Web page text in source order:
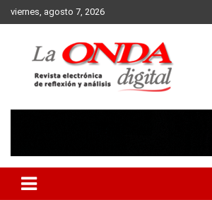
Skip
to
viernes, agosto 7, 2026